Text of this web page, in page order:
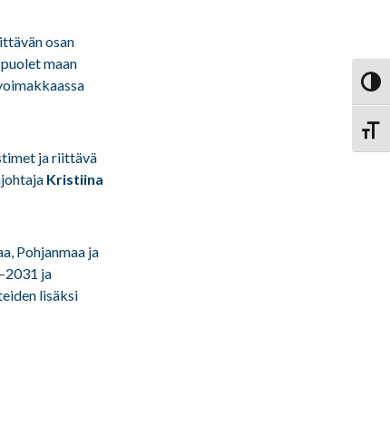
osan
maan
ja riittävä
Kristiina
Pohjanmaa ja
ja
lisäksi